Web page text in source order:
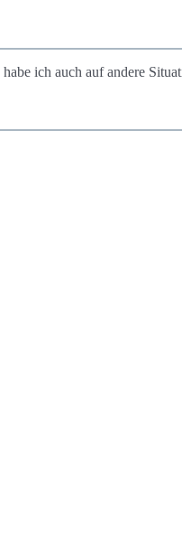
ich auch auf andere